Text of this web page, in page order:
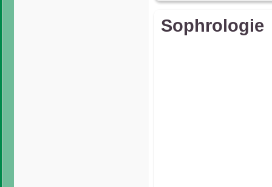
Sophrologie